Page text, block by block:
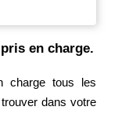
en charge.
charge tous les
dans votre